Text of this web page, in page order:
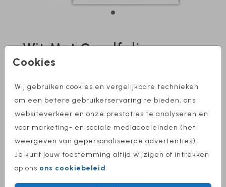
Cookies
Wij gebruiken cookies en vergelijkbare technieken
om een betere gebruikerservaring te bieden, ons
websiteverkeer en onze prestaties te analyseren en
voor marketing- en sociale mediadoeleinden (het
weergeven van gepersonaliseerde advertenties).
Je kunt jouw toestemming altijd wijzigen of intrekken
op ons ons cookiebeleid.
Wit Met Goudfolie
Stippen 22 X 11
Aantal x 1 Prijs:€ 0,75
Omschrijving
wit met goudfolie stippen 22 x 11